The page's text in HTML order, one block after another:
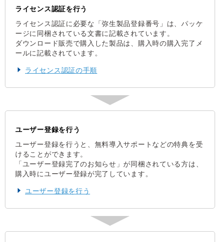
ライセンス認証を行う
ライセンス認証に必要な「弥生製品登録番号」は、パッケ
ージに同梱されている文書に記載されています。
ダウンロード販売で購入した製品は、購入時の購入完了メ
ールに記載されています。
ライセンス認証の手順
ユーザー登録を行う
ユーザー登録を行うと、無料導入サポートなどの特典を受
けることができます。
「ユーザー登録完了のお知らせ」が同梱されている方は、
購入時にユーザー登録が完了しています。
ユーザー登録を行う